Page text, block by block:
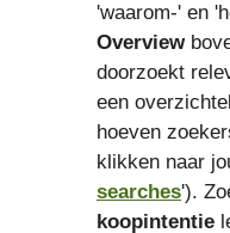
'waarom-' en
Overview
doorzoekt
een
hoeven
klikken naar
searches').
koopintentie